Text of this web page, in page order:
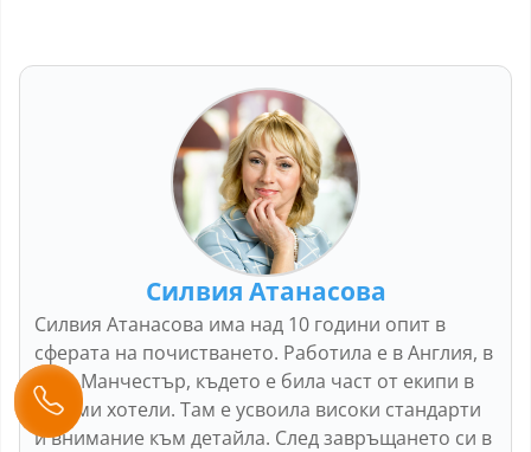
Силвия Атанасова
Силвия Атанасова има над 10 години опит в
сферата на почистването. Работила е в Англия, в
град Манчестър, където е била част от екипи в
големи хотели. Там е усвоила високи стандарти
и внимание към детайла. След завръщането си в